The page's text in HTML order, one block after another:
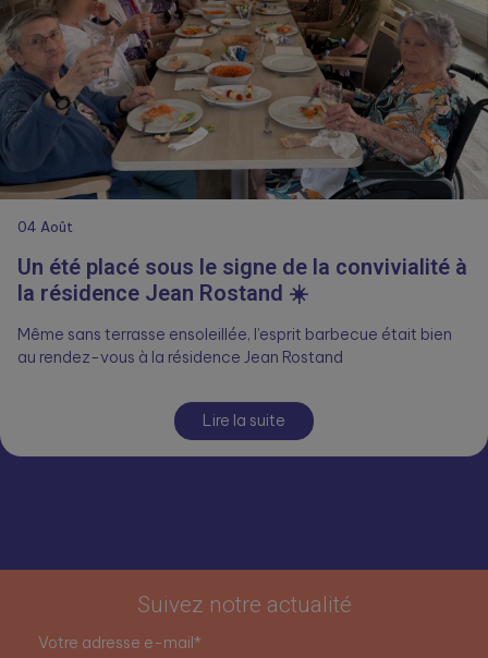
04 Août
Un été placé sous le signe de la convivialité à
la résidence Jean Rostand ☀️
Même sans terrasse ensoleillée, l’esprit barbecue était bien
au rendez-vous à la résidence Jean Rostand
Lire la suite
Suivez notre actualité
Votre adresse e-mail*